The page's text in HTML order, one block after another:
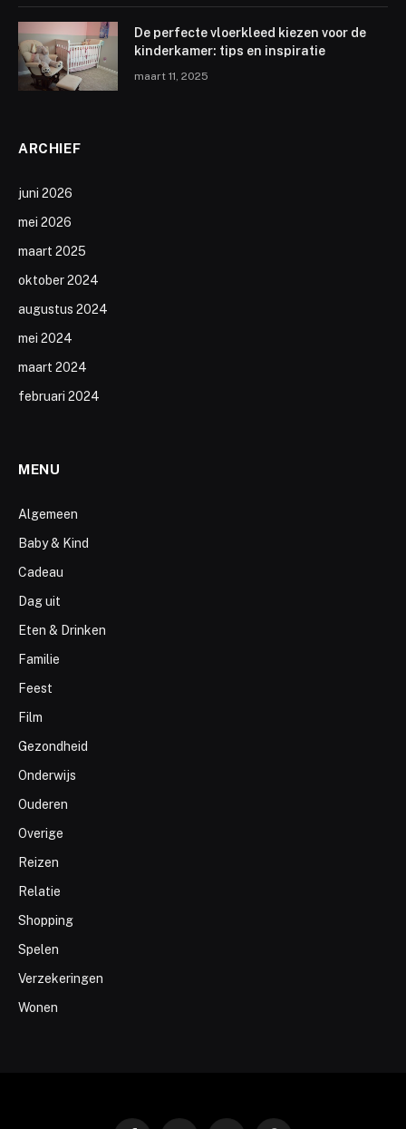
De perfecte vloerkleed kiezen voor de
kinderkamer: tips en inspiratie
maart 11, 2025
ARCHIEF
juni 2026
mei 2026
maart 2025
oktober 2024
augustus 2024
mei 2024
maart 2024
februari 2024
MENU
Algemeen
Baby & Kind
Cadeau
Dag uit
Eten & Drinken
Familie
Feest
Film
Gezondheid
Onderwijs
Ouderen
Overige
Reizen
Relatie
Shopping
Spelen
Verzekeringen
Wonen